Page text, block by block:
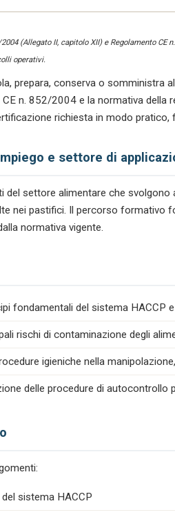
(Allegato II, capitolo XII) e Regolamento CE
operativi.
prepara, conserva o somministra
n. 852/2004 e la normativa della
richiesta in modo pratico,
e settore di
del settore alimentare che
nei pastifici. Il percorso formativo
normativa vigente.
fondamentali del sistema HACCP
rischi di contaminazione degli
igieniche nella
delle procedure di autocontrollo
sistema HACCP